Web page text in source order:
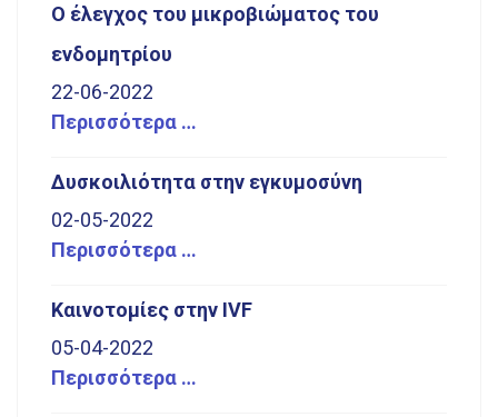
Ο έλεγχος του μικροβιώματος του
ενδομητρίου
22-06-2022
Περισσότερα …
Δυσκοιλιότητα στην εγκυμοσύνη
02-05-2022
Περισσότερα …
Καινοτομίες στην IVF
05-04-2022
Περισσότερα …